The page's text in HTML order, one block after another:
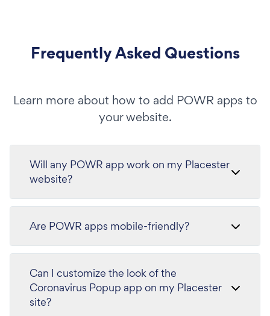
Frequently Asked Questions
Learn more about how to add POWR apps to
your website.
Will any POWR app work on my Placester
website?
Are POWR apps mobile-friendly?
Can I customize the look of the
Coronavirus Popup app on my Placester
site?